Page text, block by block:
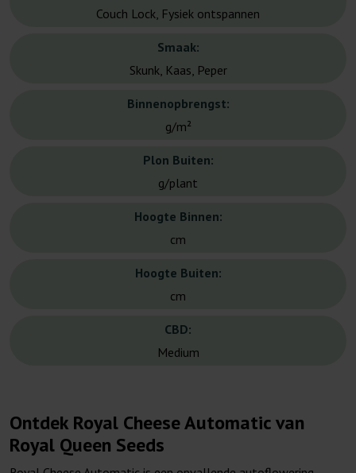
Couch Lock, Fysiek ontspannen
Smaak:
Skunk, Kaas, Peper
Binnenopbrengst:
g/m²
Plon Buiten:
g/plant
Hoogte Binnen:
cm
Hoogte Buiten:
cm
CBD:
Medium
Ontdek Royal Cheese Automatic van
Royal Queen Seeds